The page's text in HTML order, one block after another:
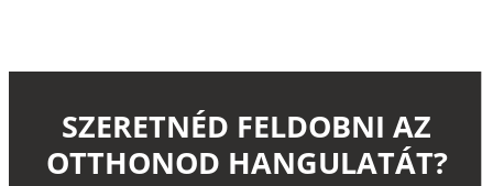
SZERETNÉD FELDOBNI AZ
OTTHONOD HANGULATÁT?